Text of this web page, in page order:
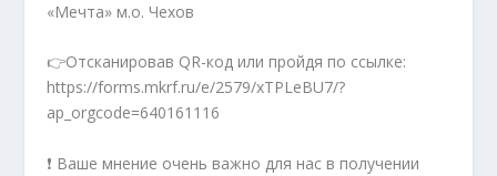
«Мечта» м.о. Чехов
👉Отсканировав QR-код или пройдя по ссылке:
https://forms.mkrf.ru/e/2579/xTPLeBU7/?
ap_orgcode=640161116
❗ Ваше мнение очень важно для нас в получении